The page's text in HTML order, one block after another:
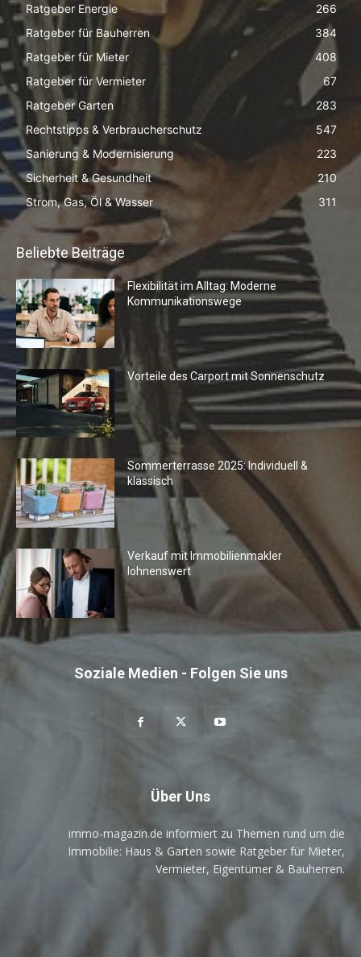
Ratgeber Energie
266
Ratgeber für Bauherren
384
Ratgeber für Mieter
408
Ratgeber für Vermieter
67
Ratgeber Garten
283
Rechtstipps & Verbraucherschutz
547
Sanierung & Modernisierung
223
Sicherheit & Gesundheit
210
Strom, Gas, Öl & Wasser
311
Beliebte Beiträge
Flexibilität im Alltag: Moderne
Kommunikationswege
Vorteile des Carport mit Sonnenschutz
Sommerterrasse 2025: Individuell &
klassisch
Verkauf mit Immobilienmakler
lohnenswert
Soziale Medien - Folgen Sie uns
Über Uns
immo-magazin.de informiert zu Themen rund um die
Immobilie: Haus & Garten sowie Ratgeber für Mieter,
Vermieter, Eigentümer & Bauherren.